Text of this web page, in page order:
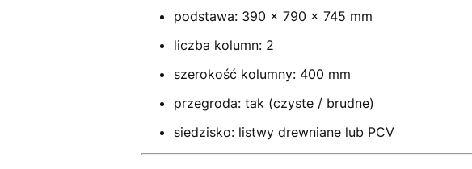
podstawa: 390 × 790 × 745 mm
liczba kolumn: 2
szerokość kolumny: 400 mm
przegroda: tak (czyste / brudne)
siedzisko: listwy drewniane lub PCV